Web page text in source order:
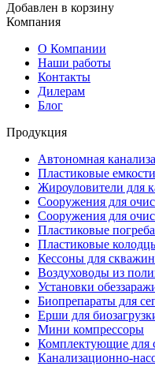
Добавлен в корзину
Компания
О Компании
Наши работы
Контакты
Дилерам
Блог
Продукция
Автономная
Пластиковые
Жироуловители для
Сооружения для
Сооружения для
Пластиковые
Пластиковые
Кессоны для
Воздуховоды из
Установки
Биопрепараты для
Ерши для
Мини компрессоры
Комплектующие для
Канализационно-